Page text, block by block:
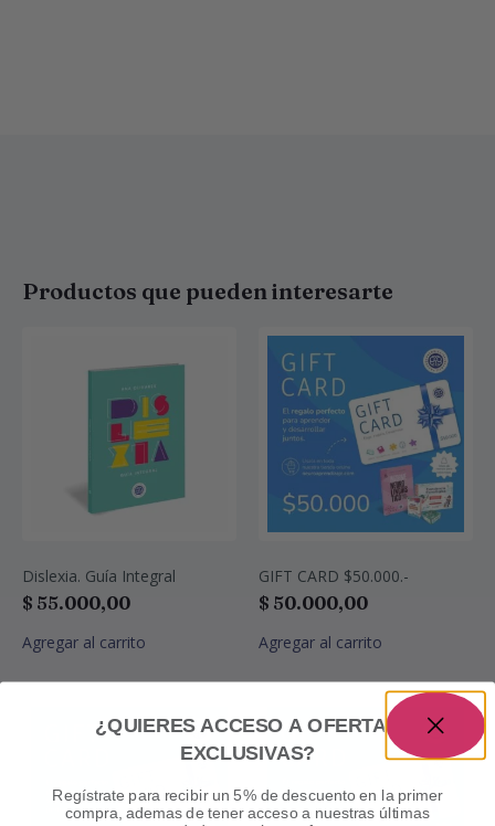
Productos que pueden interesarte
Dislexia. Guía Integral
$ 55.000,00
Agregar al carrito
GIFT CARD $50.000.-
$ 50.000,00
Agregar al carrito
¿QUIERES ACCESO A OFERTAS
EXCLUSIVAS?
Regístrate para recibir un 5% de descuento en la primer
compra, ademas de tener acceso a nuestras últimas